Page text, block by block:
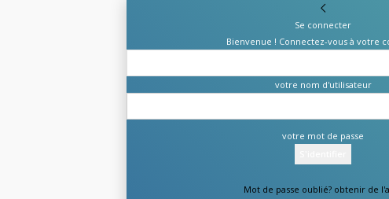
Se connecter
Bienvenue ! Connectez-vous à votre
votre nom d'utilisateur
votre mot de passe
Mot de passe oublié? obtenir de